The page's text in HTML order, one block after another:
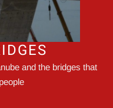
and the bridges that